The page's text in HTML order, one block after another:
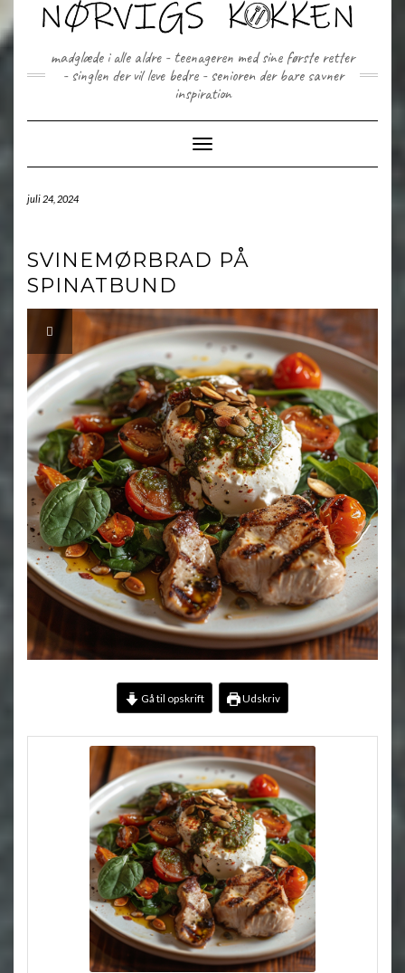
content
madglæde i alle aldre - teenageren med sine første retter
- singlen der vil leve bedre - senioren der bare savner
inspiration
Toggle Navigation
juli 24, 2024
SVINEMØRBRAD PÅ
SPINATBUND
Gå til opskrift Udskriv